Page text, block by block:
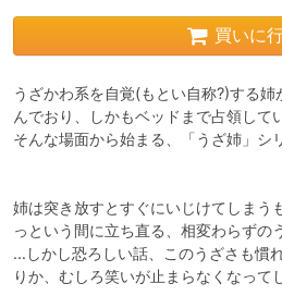
買いに
うざかわ系を自覚(もとい自称?)する
んでおり、しかもベッドまで占領して
そんな場面から始まる、「うざ姉」シ
姉は突き放すとすぐにいじけてしまう
っという間に立ち直る、相変わらずの
…しかし恐ろしい話、このうざさも慣
りか、むしろ笑いが止まらなくなって